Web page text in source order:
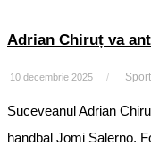
Adrian Chiruț va
10 decembrie 2025 / Sport
Suceveanul Adrian
handbal Jomi Salerno.